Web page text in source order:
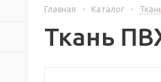
Главная - Каталог -
Ткань